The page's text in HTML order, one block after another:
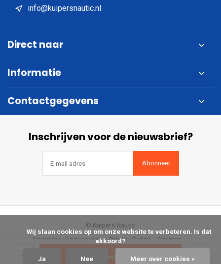
Bestellen
info@kuipersnautic.nl
Direct naar
Informatie
Contactgegevens
Inschrijven voor de nieuwsbrief?
Abonneer
Algemene voorwaarden Privacy Policy Sitemap
© Kuipers Nautic
akkoord?
Ja Nee Meer over cookies »